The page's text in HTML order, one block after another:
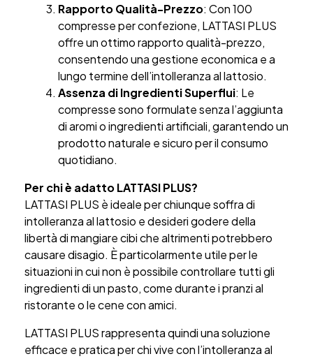
Rapporto Qualità-Prezzo: Con 100
compresse per confezione, LATTASI PLUS
offre un ottimo rapporto qualità-prezzo,
consentendo una gestione economica e a
lungo termine dell’intolleranza al lattosio.
Assenza di Ingredienti Superflui: Le
compresse sono formulate senza l’aggiunta
di aromi o ingredienti artificiali, garantendo un
prodotto naturale e sicuro per il consumo
quotidiano.
Per chi è adatto LATTASI PLUS?
LATTASI PLUS è ideale per chiunque soffra di
intolleranza al lattosio e desideri godere della
libertà di mangiare cibi che altrimenti potrebbero
causare disagio. È particolarmente utile per le
situazioni in cui non è possibile controllare tutti gli
ingredienti di un pasto, come durante i pranzi al
ristorante o le cene con amici.
LATTASI PLUS rappresenta quindi una soluzione
efficace e pratica per chi vive con l’intolleranza al